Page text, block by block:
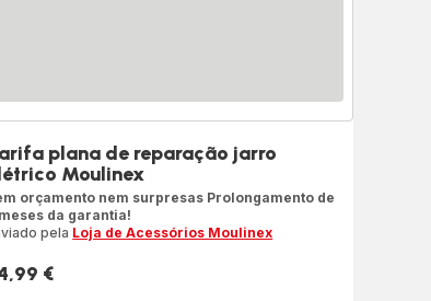
plana de reparação jarro
Moulinex
orçamento nem surpresas Prolongamento de
da garantia!
pela Loja de Acessórios Moulinex
€